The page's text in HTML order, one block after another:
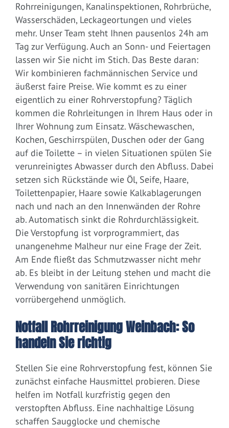
Rohrreinigungen, Kanalinspektionen, Rohrbrüche,
Wasserschäden, Leckageortungen und vieles
mehr. Unser Team steht Ihnen pausenlos 24h am
Tag zur Verfügung. Auch an Sonn- und Feiertagen
lassen wir Sie nicht im Stich. Das Beste daran:
Wir kombinieren fachmännischen Service und
äußerst faire Preise. Wie kommt es zu einer
eigentlich zu einer Rohrverstopfung? Täglich
kommen die Rohrleitungen in Ihrem Haus oder in
Ihrer Wohnung zum Einsatz. Wäschewaschen,
Kochen, Geschirrspülen, Duschen oder der Gang
auf die Toilette – in vielen Situationen spülen Sie
verunreinigtes Abwasser durch den Abfluss. Dabei
setzen sich Rückstände wie Öl, Seife, Haare,
Toilettenpapier, Haare sowie Kalkablagerungen
nach und nach an den Innenwänden der Rohre
ab. Automatisch sinkt die Rohrdurchlässigkeit.
Die Verstopfung ist vorprogrammiert, das
unangenehme Malheur nur eine Frage der Zeit.
Am Ende fließt das Schmutzwasser nicht mehr
ab. Es bleibt in der Leitung stehen und macht die
Verwendung von sanitären Einrichtungen
vorrübergehend unmöglich.
Notfall Rohrreinigung Weinbach: So
handeln Sie richtig
Stellen Sie eine Rohrverstopfung fest, können Sie
zunächst einfache Hausmittel probieren. Diese
helfen im Notfall kurzfristig gegen den
verstopften Abfluss. Eine nachhaltige Lösung
schaffen Saugglocke und chemische